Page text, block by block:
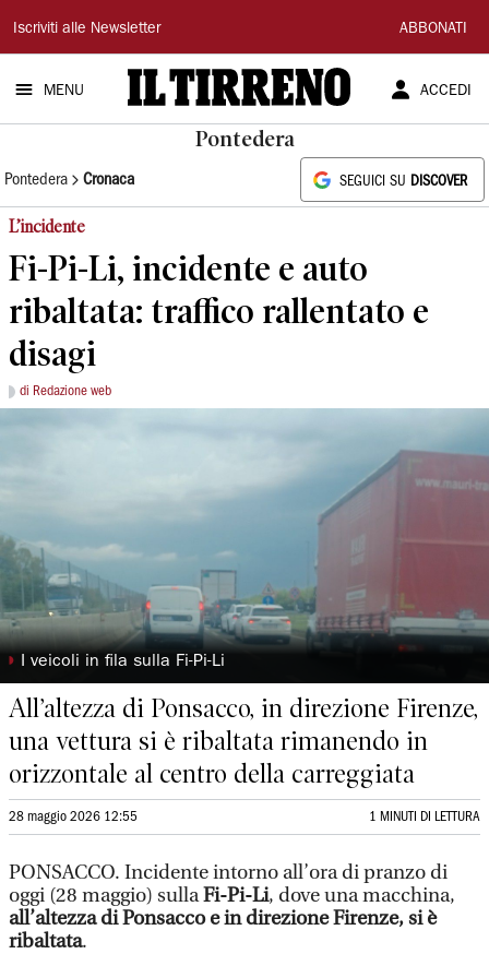
Il
Tirreno
Iscriviti alle Newsletter ABBONATI
MENU ACCEDI
Pontedera
Pontedera Cronaca SEGUICI SU DISCOVER
L’incidente
Fi-Pi-Li, incidente e auto
ribaltata: traffico rallentato e
disagi
di Redazione web
◗ I veicoli in fila sulla Fi-Pi-Li
All’altezza di Ponsacco, in direzione Firenze,
una vettura si è ribaltata rimanendo in
orizzontale al centro della carreggiata
28 maggio 2026 12:55 1 MINUTI DI LETTURA
PONSACCO. Incidente intorno all’ora di pranzo di
oggi (28 maggio) sullaFi-Pi-Li, dove una macchina,
all’altezza di Ponsacco e in direzione Firenze, si è
ribaltata.